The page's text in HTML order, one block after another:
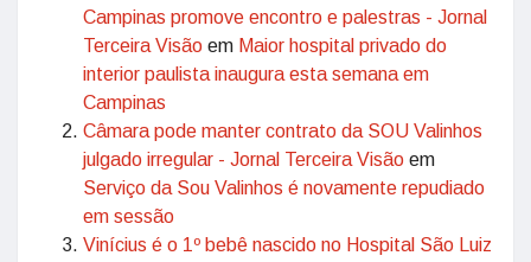
Campinas promove encontro e palestras - Jornal
Terceira Visão em Maior hospital privado do
interior paulista inaugura esta semana em
Campinas
Câmara pode manter contrato da SOU Valinhos
julgado irregular - Jornal Terceira Visão em
Serviço da Sou Valinhos é novamente repudiado
em sessão
Vinícius é o 1º bebê nascido no Hospital São Luiz